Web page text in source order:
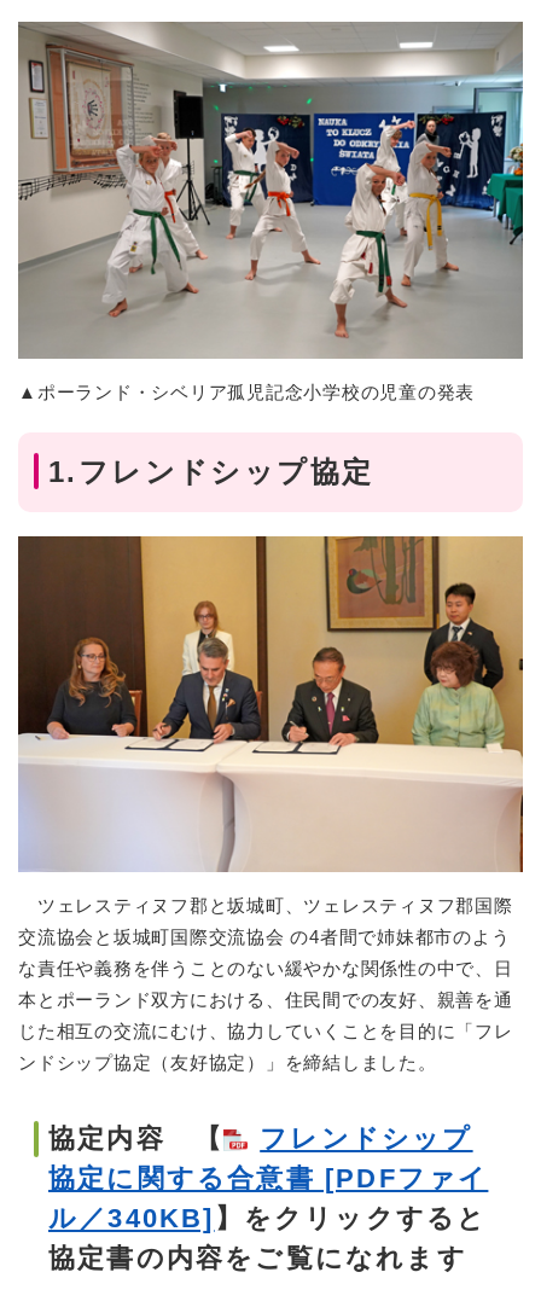
▲ポーランド・シベリア孤児記念小学校の児童の発表
1.フレンドシップ協定
ツェレスティヌフ郡と坂城町、ツェレスティヌフ郡国際
交流協会と坂城町国際交流協会 の4者間で姉妹都市のよう
な責任や義務を伴うことのない緩やかな関係性の中で、日
本とポーランド双方における、住民間での友好、親善を通
じた相互の交流にむけ、協力していくことを目的に「フレ
ンドシップ協定（友好協定）」を締結しました。
協定内容 【
フレンドシップ
協定に関する合意書 [PDFファイ
ル／340KB] 】をクリックすると
協定書の内容をご覧になれます